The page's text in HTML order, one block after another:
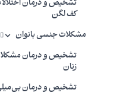
تشخیص و درمان
کف لگن
مشکلات جنسی بانوان
تشخیص و درمان
زنان
تشخیص و درمان
می‌دهد که تخمدان دیگر
باشد.زنان مبتلا به
واژن و مشکلات عملکرد
جنسی را دردناک کند.